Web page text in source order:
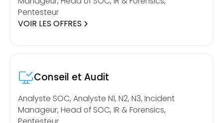
Pentesteur
VOIR LES OFFRES
Conseil et Audit
Analyste SOC, Analyste N1, N2, N3, Incident
Manageur, Head of SOC, IR & Forensics,